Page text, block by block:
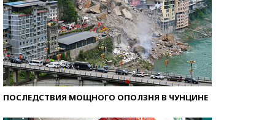
ПОСЛЕДСТВИЯ МОЩНОГО ОПОЛЗНЯ В ЧУНЦИНЕ